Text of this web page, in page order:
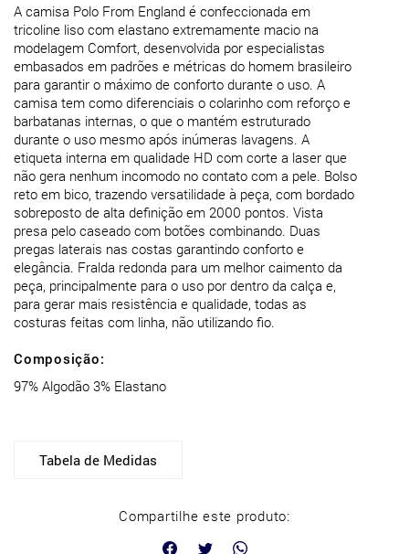
A camisa Polo From England é confeccionada em
tricoline liso com elastano extremamente macio na
modelagem Comfort, desenvolvida por especialistas
embasados em padrões e métricas do homem brasileiro
para garantir o máximo de conforto durante o uso. A
camisa tem como diferenciais o colarinho com reforço e
barbatanas internas, o que o mantém estruturado
durante o uso mesmo após inúmeras lavagens. A
etiqueta interna em qualidade HD com corte a laser que
não gera nenhum incomodo no contato com a pele. Bolso
reto em bico, trazendo versatilidade à peça, com bordado
sobreposto de alta definição em 2000 pontos. Vista
presa pelo caseado com botões combinando. Duas
pregas laterais nas costas garantindo conforto e
elegância. Fralda redonda para um melhor caimento da
peça, principalmente para o uso por dentro da calça e,
para gerar mais resistência e qualidade, todas as
Composição:
97% Algodão 3% Elastano
Tabela de Medidas
Compartilhe este produto: